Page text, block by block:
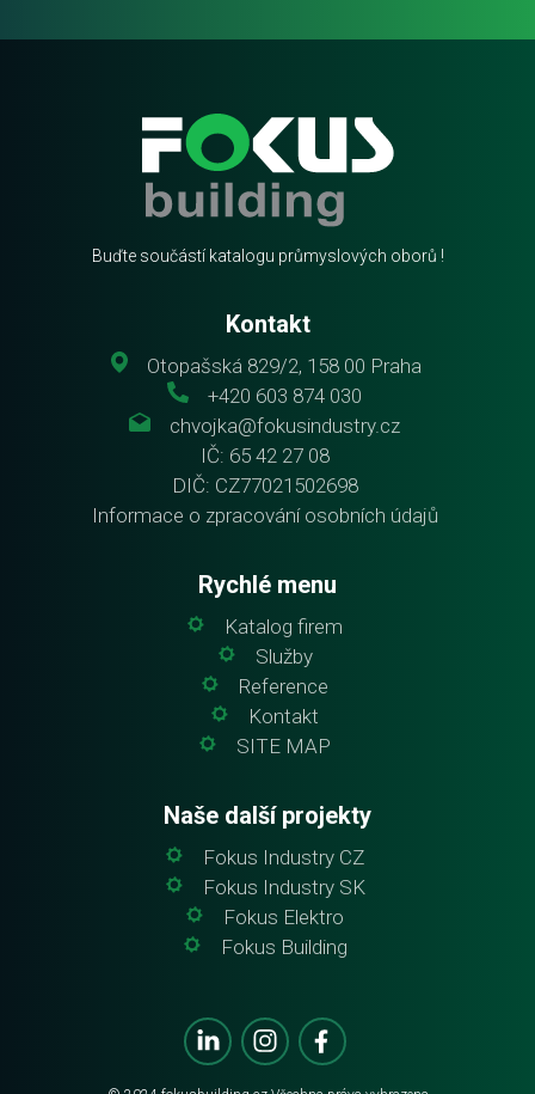
Buďte součástí katalogu průmyslových oborů !
Kontakt
Otopašská 829/2, 158 00 Praha
+420 603 874 030
chvojka@fokusindustry.cz
IČ: 65 42 27 08
DIČ: CZ77021502698
Informace o zpracování osobních údajů
Rychlé menu
Katalog firem
Služby
Reference
Kontakt
SITE MAP
Naše další projekty
Fokus Industry CZ
Fokus Industry SK
Fokus Elektro
Fokus Building